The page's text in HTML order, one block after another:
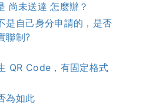
尚未送達 怎麼辦？
是自己身分申請的，是否
聯制?
QR Code，有固定格式
為如此